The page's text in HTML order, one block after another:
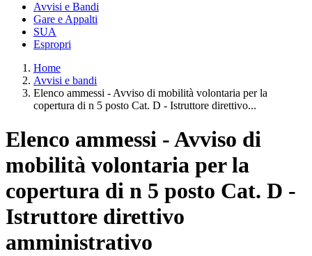
Avvisi e Bandi
Gare e Appalti
SUA
Espropri
Home
Avvisi e bandi
Elenco ammessi - Avviso di mobilità volontaria per la
copertura di n 5 posto Cat. D - Istruttore direttivo...
Elenco ammessi - Avviso di
mobilità volontaria per la
copertura di n 5 posto Cat. D -
Istruttore direttivo
amministrativo